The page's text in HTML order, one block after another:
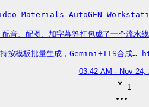
Materials-AutoGEN-
配音、配图、加字幕等打包成了一个流水
按模板批量生成，Gemini+TTS合
03:42 AM · Nov 24,
1